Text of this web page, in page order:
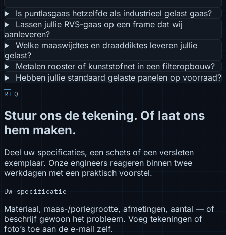
Is puntlasgaas hetzelfde als industrieel gelast gaas?
Lassen jullie RVS-gaas op een frame dat wij
aanleveren?
Welke maaswijdtes en draaddiktes leveren jullie
gelast?
Metalen rooster of kunststofnet in een filteropbouw?
Hebben jullie standaard gelaste panelen op voorraad?
RFQ
Stuur ons de tekening. Of laat ons
hem maken.
Deel uw specificaties, een schets of een versleten
exemplaar. Onze engineers reageren binnen twee
werkdagen met een praktisch voorstel.
Uw specificatie
Materiaal, maas-/poriegrootte, afmetingen, aantal — of
beschrijf gewoon het probleem. Voeg tekeningen of
foto’s toe aan de e-mail zelf.